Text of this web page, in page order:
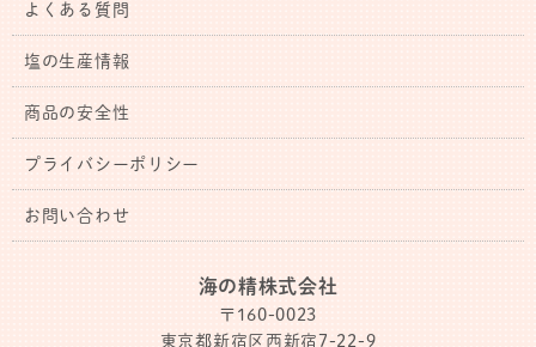
よくある質問
塩の生産情報
商品の安全性
プライバシーポリシー
お問い合わせ
海の精株式会社
〒160-0023
東京都新宿区西新宿7-22-9